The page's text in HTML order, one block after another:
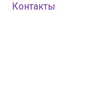
Контакты